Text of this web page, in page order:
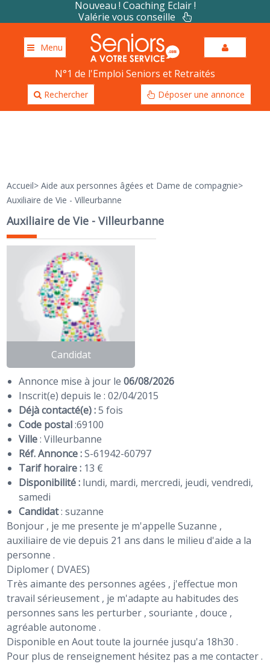
Nouveau ! Coaching Eclair !
Valérie vous conseille
Menu
N°1 de l'Emploi Seniors et Retraités
Rechercher Déposer une annonce
Accueil>Aide aux personnes âgées et Dame de compagnie>
Auxiliaire de Vie - Villeurbanne
Auxiliaire de Vie - Villeurbanne
Candidat
Annonce mise à jour le06/08/2026
Inscrit(e) depuis le : 02/04/2015
Déjà contacté(e) :5 fois
Code postal:69100
Ville: Villeurbanne
Réf. Annonce :S-61942-60797
Tarif horaire : 13 €
Disponibilité : lundi, mardi, mercredi, jeudi, vendredi,
samedi
Candidat:suzanne
Bonjour , je me presente je m'appelle Suzanne ,
auxiliaire de vie depuis 21 ans dans le milieu d'aide a la
personne .
Diplomer ( DVAES)
Très aimante des personnes agées , j'effectue mon
travail sérieusement , je m'adapte au habitudes des
personnes sans les perturber , souriante , douce ,
agréable autonome .
Disponible en Aout toute la journée jusqu'a 18h30 .
Pour plus de renseignement hésitez pas a me contacter .